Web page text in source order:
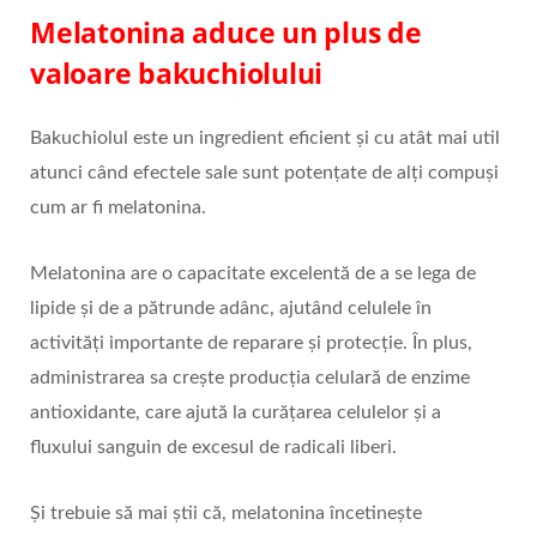
Melatonina aduce un plus de
valoare bakuchiolului
Bakuchiolul este un ingredient eficient și cu atât mai util
atunci când efectele sale sunt potențate de alți compuși
cum ar fi melatonina.
Melatonina are o capacitate excelentă de a se lega de
lipide și de a pătrunde adânc, ajutând celulele în
activități importante de reparare și protecție. În plus,
administrarea sa crește producția celulară de enzime
antioxidante, care ajută la curățarea celulelor și a
fluxului sanguin de excesul de radicali liberi.
Și trebuie să mai știi că, melatonina încetinește